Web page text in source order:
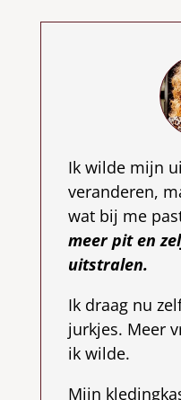
Ik wilde mijn
veranderen,
wat bij me
meer pit en
uitstralen.
Ik draag nu
jurkjes. Meer
ik wilde.
Mijn